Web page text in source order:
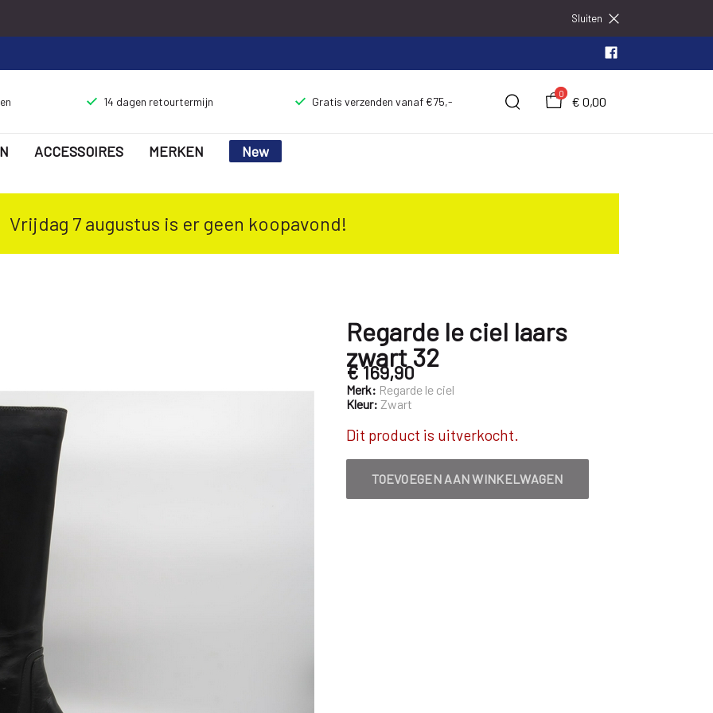
Sluiten
14 dagen retourtermijn Gratis verzenden vanaf €75,-
0
€ 0,00
ACCESSOIRES MERKEN New
Vrijdag 7 augustus is er geen koopavond!
Regarde le ciel laars
zwart 32
€ 169,90
Merk: Regarde le ciel
Kleur: Zwart
Dit product is uitverkocht.
TOEVOEGEN AAN WINKELWAGEN